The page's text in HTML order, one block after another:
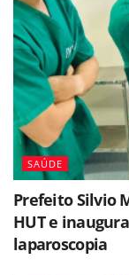
SAÚDE
Prefeito Silvio
HUT e
laparoscopia